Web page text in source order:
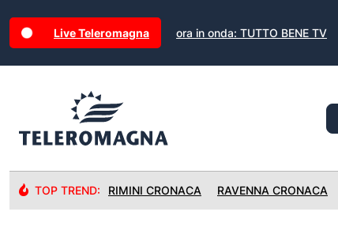
Live Teleromagna ora in onda: TUTTO BENE TV
TOP TREND: RIMINI CRONACA RAVENNA CRONACA